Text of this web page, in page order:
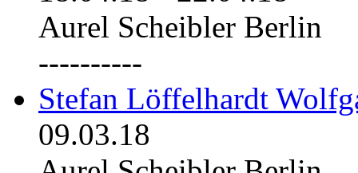
Aurel Scheibler Berlin
----------
Stefan Löffelhardt
09.03.18